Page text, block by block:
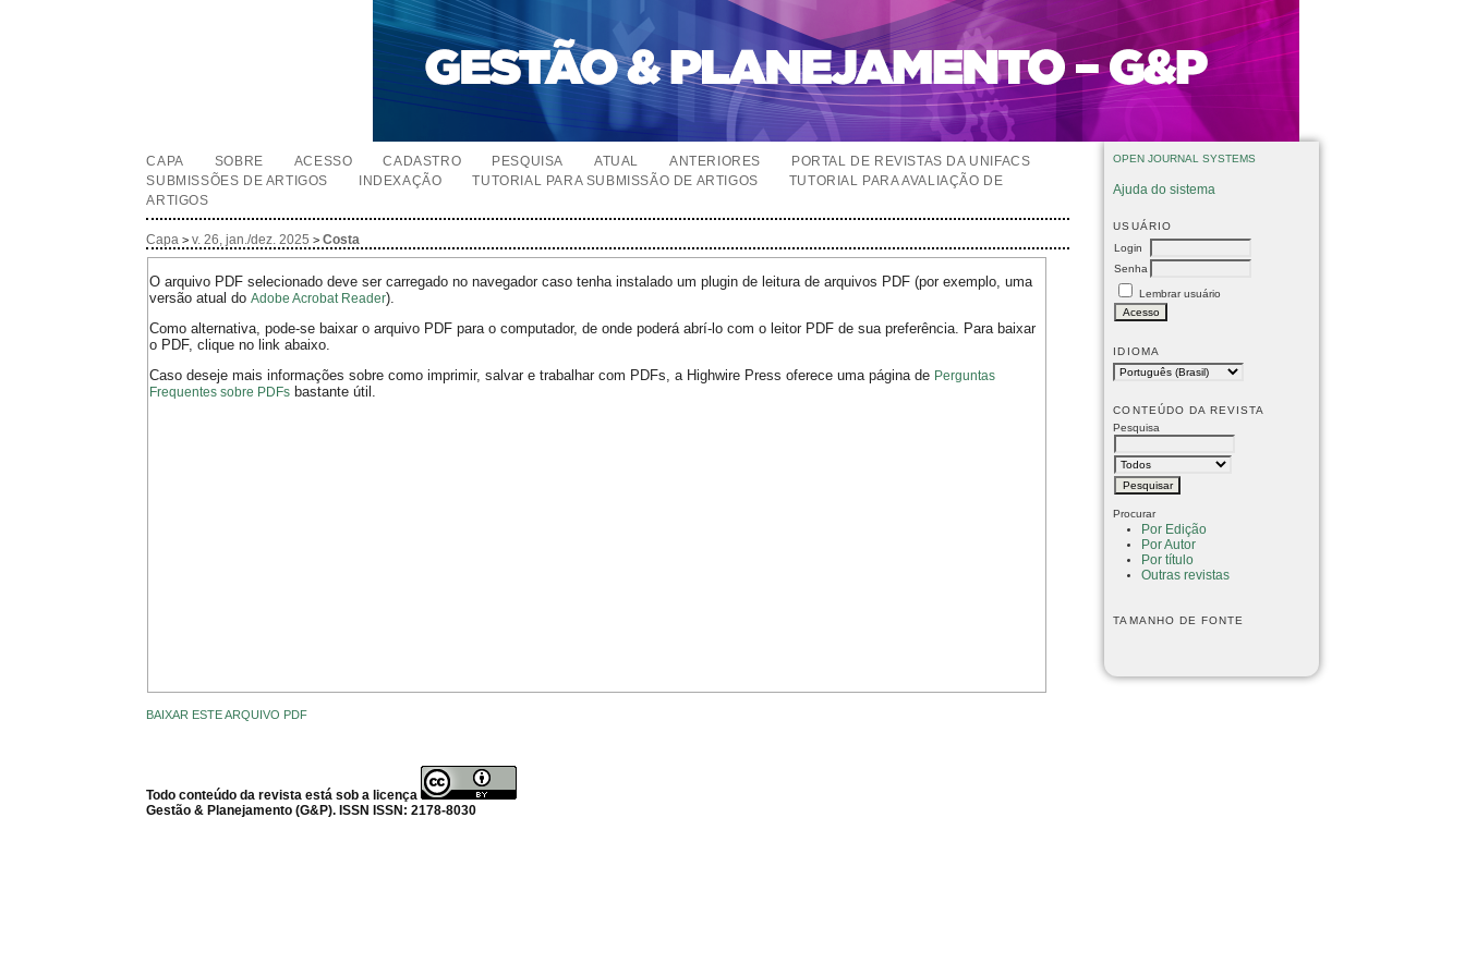
OPEN JOURNAL SYSTEMS
Ajuda do sistema
USUÁRIO
Login
Senha
Lembrar usuário
IDIOMA
CONTEÚDO DA REVISTA
Pesquisa
Procurar
Por Edição
Por Autor
Por título
Outras revistas
TAMANHO DE FONTE
CAPA SOBRE ACESSO CADASTRO PESQUISA ATUAL ANTERIORES
PORTAL DE REVISTAS DA UNIFACS
SUBMISSÕES DE ARTIGOS
INDEXAÇÃO TUTORIAL PARA SUBMISSÃO DE ARTIGOS
TUTORIAL PARA AVALIAÇÃO DE
ARTIGOS
Capa >v. 26, jan./dez. 2025 >Costa
O arquivo PDF selecionado deve ser carregado no navegador caso tenha instalado um plugin de leitura de arquivos PDF (por exemplo, uma
versão atual doAdobe Acrobat Reader).
Como alternativa, pode-se baixar o arquivo PDF para o computador, de onde poderá abrí-lo com o leitor PDF de sua preferência. Para baixar
o PDF, clique no link abaixo.
Caso deseje mais informações sobre como imprimir, salvar e trabalhar com PDFs, a Highwire Press oferece uma página de Perguntas
Frequentes sobre PDFs bastante útil.
BAIXAR ESTE ARQUIVO PDF
Todo conteúdo da revista está sob a licença
Gestão & Planejamento (G&P). ISSN ISSN: 2178-8030